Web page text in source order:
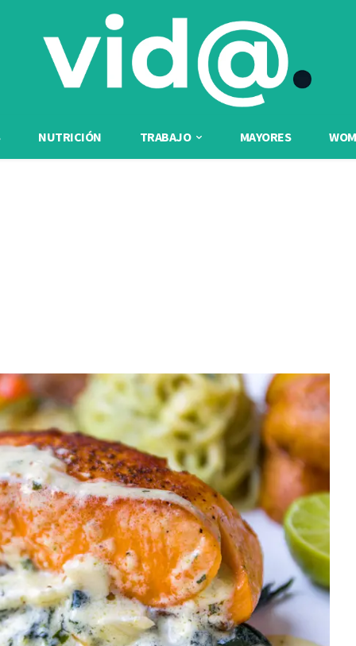
NUTRICIÓN TRABAJO MAYORES